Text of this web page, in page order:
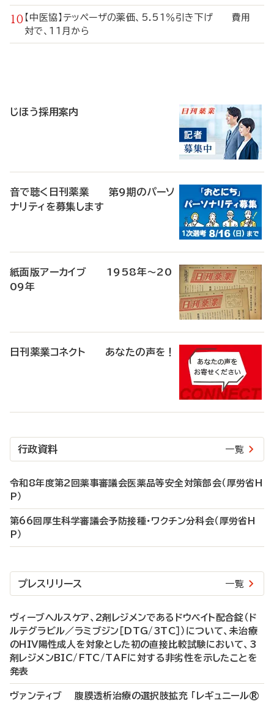
【中医協】テッペーザの薬価、5.51％引き下げ 費用
対で、11月から
じほう採用案内
音で聴く日刊薬業 第9期のパーソ
ナリティを募集します
紙面版アーカイブ 1958年～20
09年
日刊薬業コネクト あなたの声を！
行政資料 一覧
令和8年度第2回薬事審議会医薬品等安全対策部会（厚労省H
P）
第66回厚生科学審議会予防接種・ワクチン分科会（厚労省H
P）
プレスリリース 一覧
ヴィーブヘルスケア、2剤レジメンであるドウベイト配合錠（ド
ルテグラビル／ラミブジン［DTG/3TC］）について、未治療
のHIV陽性成人を対象とした初の直接比較試験において、3
剤レジメンBIC/FTC/TAFに対する非劣性を示したことを
発表
ヴァンティブ 腹膜透析治療の選択肢拡充 「レギュニール®